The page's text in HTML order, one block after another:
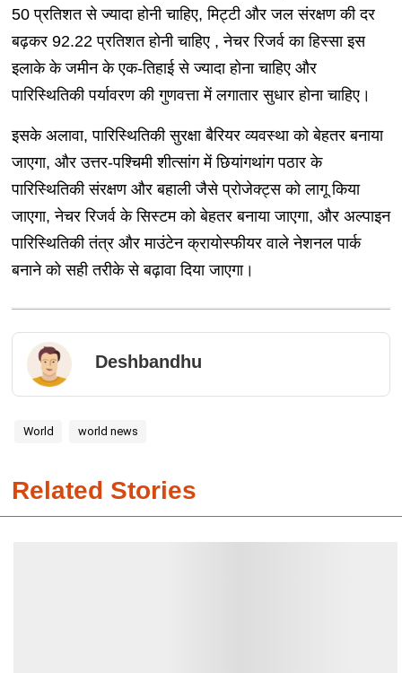
50 प्रतिशत से ज्यादा होनी चाहिए, मिट्टी और जल संरक्षण की दर
बढ़कर 92.22 प्रतिशत होनी चाहिए , नेचर रिजर्व का हिस्सा इस
इलाके के जमीन के एक-तिहाई से ज्यादा होना चाहिए और
पारिस्थितिकी पर्यावरण की गुणवत्ता में लगातार सुधार होना चाहिए।
इसके अलावा, पारिस्थितिकी सुरक्षा बैरियर व्यवस्था को बेहतर बनाया
जाएगा, और उत्तर-पश्चिमी शीत्सांग में छियांगथांग पठार के
पारिस्थितिकी संरक्षण और बहाली जैसे प्रोजेक्ट्स को लागू किया
जाएगा, नेचर रिजर्व के सिस्टम को बेहतर बनाया जाएगा, और अल्पाइन
पारिस्थितिकी तंत्र और माउंटेन क्रायोस्फीयर वाले नेशनल पार्क
बनाने को सही तरीके से बढ़ावा दिया जाएगा।
Deshbandhu
World world news
Related Stories